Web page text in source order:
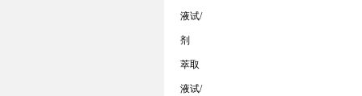
液试
剂
/
萃取
液试/